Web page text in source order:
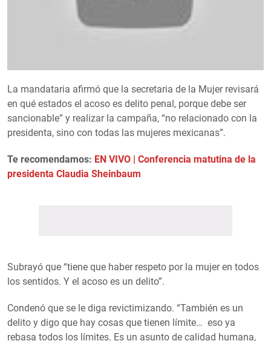
La mandataria afirmó que la secretaria de la Mujer revisará
en qué estados el acoso es delito penal, porque debe ser
sancionable” y realizar la campaña, “no relacionado con la
presidenta, sino con todas las mujeres mexicanas”.
Te recomendamos: EN VIVO | Conferencia matutina de la
presidenta Claudia Sheinbaum
Subrayó que “tiene que haber respeto por la mujer en todos
los sentidos. Y el acoso es un delito”.
Condenó que se le diga revictimizando. “También es un
delito y digo que hay cosas que tienen límite… eso ya
rebasa todos los límites. Es un asunto de calidad humana,